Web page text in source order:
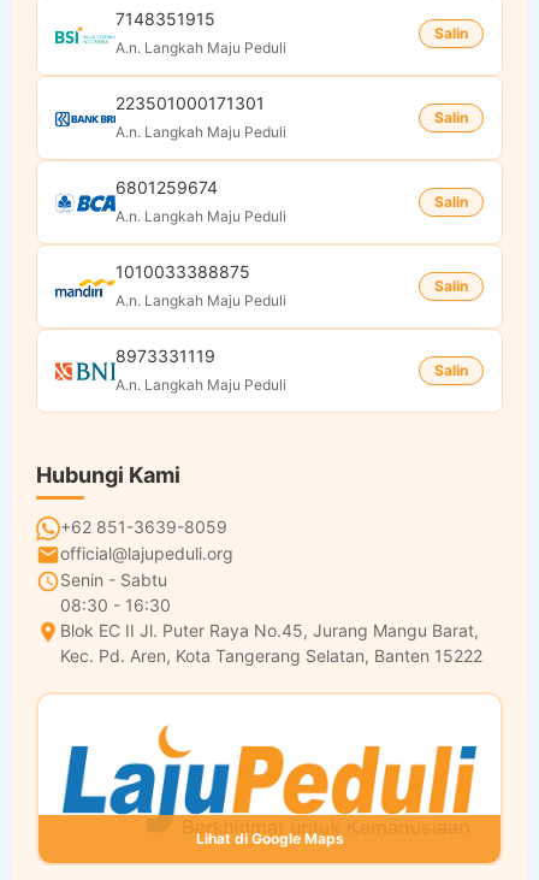
7148351915
A.n. Langkah Maju Peduli
Salin
223501000171301
A.n. Langkah Maju Peduli
Salin
6801259674
A.n. Langkah Maju Peduli
Salin
1010033388875
A.n. Langkah Maju Peduli
Salin
8973331119
A.n. Langkah Maju Peduli
Salin
Hubungi Kami
+62 851-3639-8059
official@lajupeduli.org
Senin - Sabtu
08:30 - 16:30
Blok EC II Jl. Puter Raya No.45, Jurang Mangu Barat,
Kec. Pd. Aren, Kota Tangerang Selatan, Banten 15222
Lihat di Google Maps